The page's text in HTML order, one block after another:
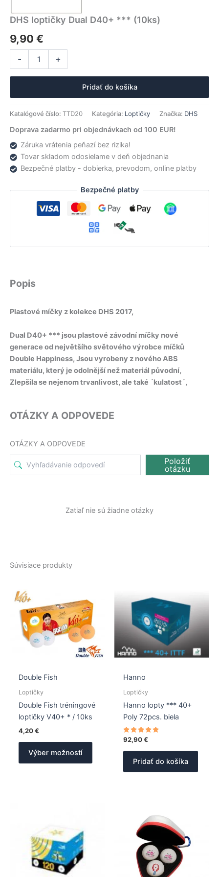
DHS loptičky Dual D40+ *** (10ks)
9,90 €
- +
Pridať do košíka
Katalógové číslo: TTD20 Kategória: Loptičky Značka: DHS
Doprava zadarmo pri objednávkach od 100 EUR!
Záruka vrátenia peňazí bez rizika!
Tovar skladom odosielame v deň objednania
Bezpečné platby - dobierka, prevodom, online platby
Bezpečné platby
Popis
Plastové míčky z kolekce DHS 2017,
Dual D40+ *** jsou plastové závodní míčky nové
generace od největšího světového výrobce míčků
Double Happiness, Jsou vyrobeny z nového ABS
materiálu, který je odolnější než materiál původní,
Zlepšila se nejenom trvanlivost, ale také ´kulatost´,
OTÁZKY A ODPOVEDE
OTÁZKY A ODPOVEDE
Položiť
otázku
Zatiaľ nie sú žiadne otázky
Súvisiace produkty
Double Fish
Loptičky
Double Fish tréningové
loptičky V40+ * / 10ks
4,20€
Výber možností
Tento
Hanno
Loptičky
Hanno lopty *** 40+
Poly 72pcs. biela
Hodnotenie
5.00
z 5
92,90€
Pridať do košíka